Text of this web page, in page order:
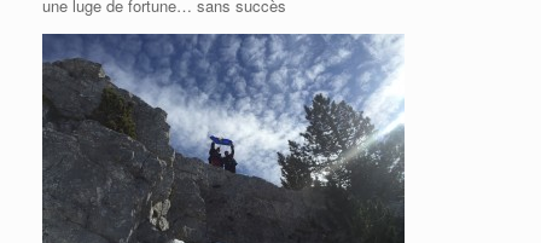
une luge de fortune… sans succès